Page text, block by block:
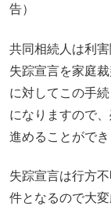
告）
共同相続人は利
失踪宣言を家庭
に対してこの手
になりますので
進めることができ
失踪宣言は行方
件となるので大